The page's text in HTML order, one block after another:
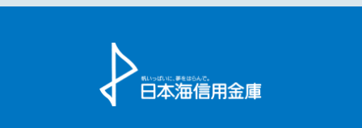
契約の種類、契約
日、貸付日、契約
（保証審査、途上与信を含む。以下
同じ）ならびに与信後の管理のため
に必 要な範囲で、当金庫の保有す
たします。
金融商品やｻｰﾋﾞｽの申込みの受付の
（2）本人確認法に基づくご本人さ